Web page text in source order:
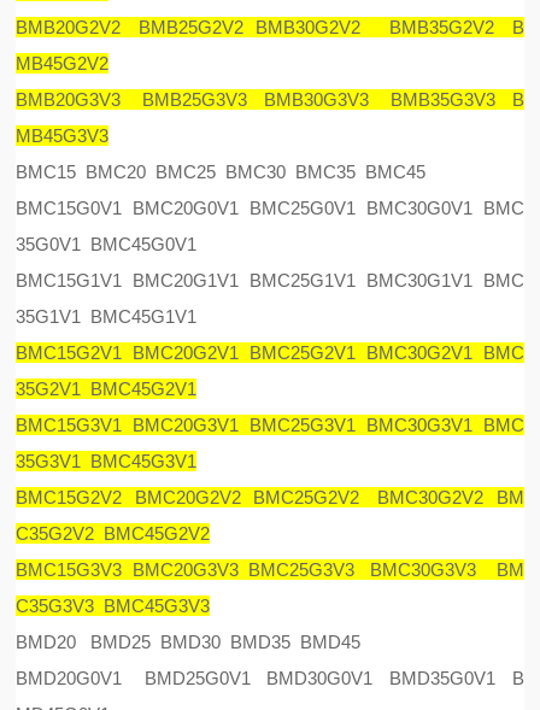
BMB20G2V2 BMB25G2V2 BMB30G2V2 BMB35G2V2 B
MB45G2V2
BMB20G3V3 BMB25G3V3 BMB30G3V3 BMB35G3V3 B
MB45G3V3
BMC15 BMC20 BMC25 BMC30 BMC35 BMC45
BMC15G0V1 BMC20G0V1 BMC25G0V1 BMC30G0V1 BMC
35G0V1 BMC45G0V1
BMC15G1V1 BMC20G1V1 BMC25G1V1 BMC30G1V1 BMC
35G1V1 BMC45G1V1
BMC15G2V1 BMC20G2V1 BMC25G2V1 BMC30G2V1 BMC
35G2V1 BMC45G2V1
BMC15G3V1 BMC20G3V1 BMC25G3V1 BMC30G3V1 BMC
35G3V1 BMC45G3V1
BMC15G2V2 BMC20G2V2 BMC25G2V2 BMC30G2V2 BM
C35G2V2 BMC45G2V2
BMC15G3V3 BMC20G3V3 BMC25G3V3 BMC30G3V3 BM
C35G3V3 BMC45G3V3
BMD20 BMD25 BMD30 BMD35 BMD45
BMD20G0V1 BMD25G0V1 BMD30G0V1 BMD35G0V1 B